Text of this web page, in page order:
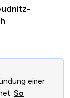
einer
So